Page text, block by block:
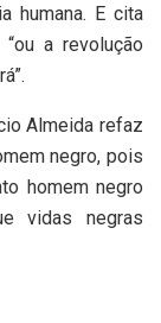
humana. E cita
a revolução
Almeida refaz
negro, pois
homem negro
vidas negras